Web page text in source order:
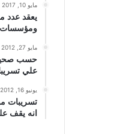
مايو 10, 2017
يعقد عدد
ومؤسسات
مايو 27, 2012
حسب
علي
يونيو 16, 2012
تسريبات
انه يقف